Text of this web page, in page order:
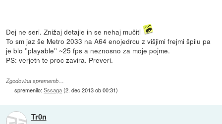
Dej ne seri. Znižaj detajle in se nehaj mučiti
To sm jaz še Metro 2033 na A64 enojedrcu z višjimi frejmi špilu pa
je blo ''playable'' ~25 fps a neznosno za moje pojme.
PS: verjetn te proc zavira. Preveri.
Zgodovina sprememb…
spremenilo:Sssaga(2. dec 2013 ob 00:31)
Tr0n